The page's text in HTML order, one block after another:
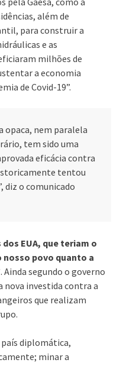
além de
para construir a
e as
milhões de
a economia
de Covid-19”.
opaca, nem paralela
tem sido uma
eficácia contra
tentou
diz o comunicado
EUA, que teriam o
povo quanto a
. Ainda segundo o governo
nova investida contra a
que realizam
diplomática,
minar a